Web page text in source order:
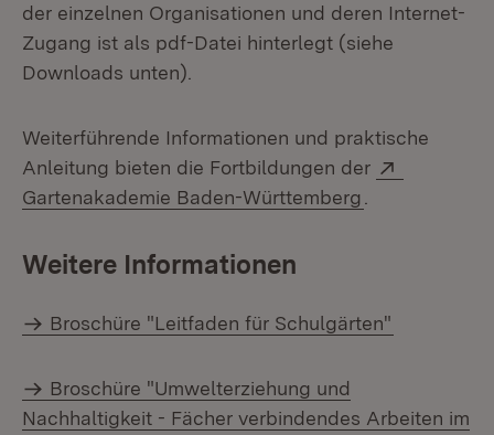
der einzelnen Organisationen und deren Internet-
Zugang ist als pdf-Datei hinterlegt (siehe
Downloads unten).
Weiterführende Informationen und praktische
Anleitung bieten die Fortbildungen der
Gartenakademie Baden-Württemberg
Weitere Informationen
Broschüre "Leitfaden für Schulgärten"
Broschüre "Umwelterziehung und
Nachhaltigkeit - Fächer verbindendes Arbeiten im